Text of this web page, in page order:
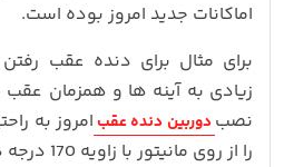
اماکانات جدید امروز بوده است.
برای مثال برای دنده عقب
زیادی به آینه ها و همزمان عقب
نصب دوربین دنده عقب امروز به
را از روی مانیتور با زاویه 170 درجه دید بزنید.